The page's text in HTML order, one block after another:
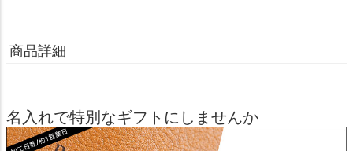
商品詳細
名入れで特別なギフトにしませんか